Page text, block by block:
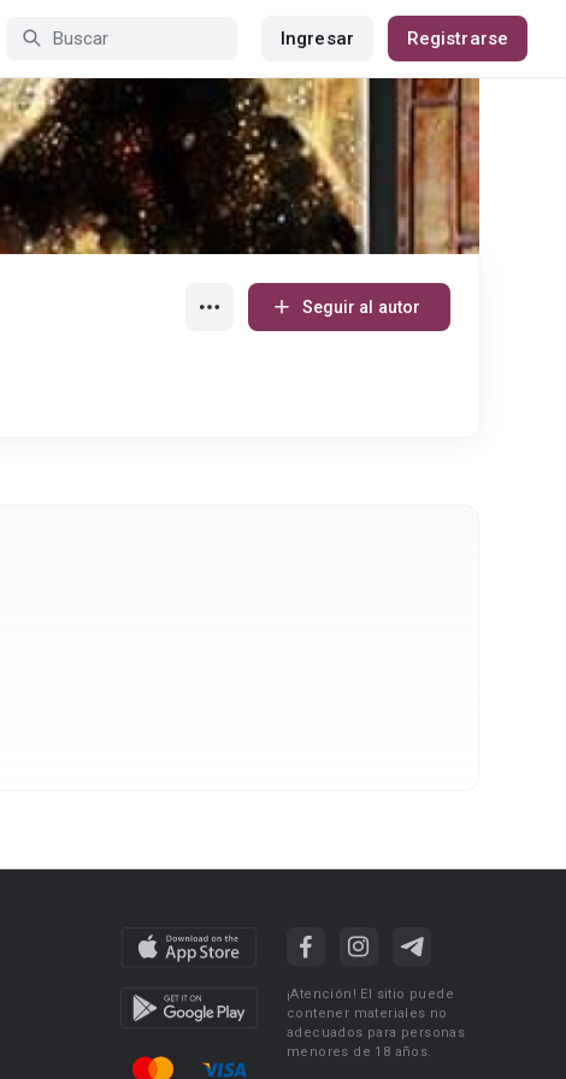
Ingresar Registrarse
Seguir al autor
¡Atención! El sitio puede
contener materiales no
adecuados para personas
menores de 18 años.